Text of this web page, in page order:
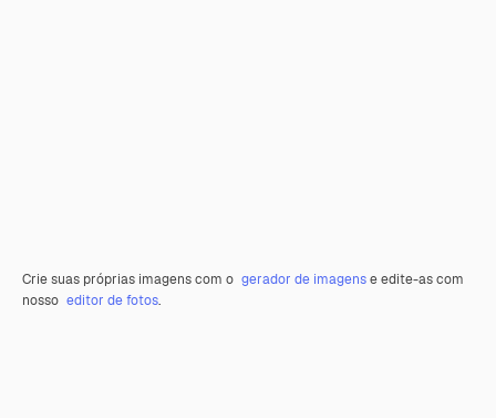
Crie suas próprias imagens com o gerador de imagense edite-as com
nosso editor de fotos.